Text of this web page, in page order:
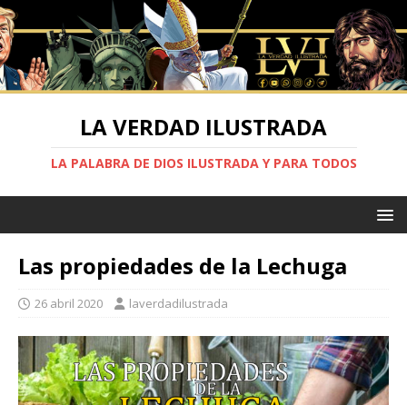
LA VERDAD ILUSTRADA
LA PALABRA DE DIOS ILUSTRADA Y PARA TODOS
Las propiedades de la Lechuga
26 abril 2020 laverdadilustrada